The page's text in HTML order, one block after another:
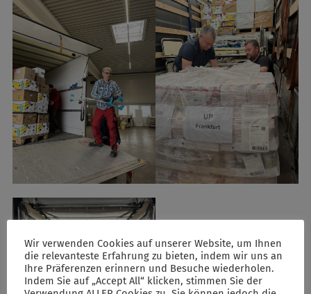
Wir verwenden Cookies auf unserer Website, um Ihnen
die relevanteste Erfahrung zu bieten, indem wir uns an
Ihre Präferenzen erinnern und Besuche wiederholen.
Indem Sie auf „Accept All“ klicken, stimmen Sie der